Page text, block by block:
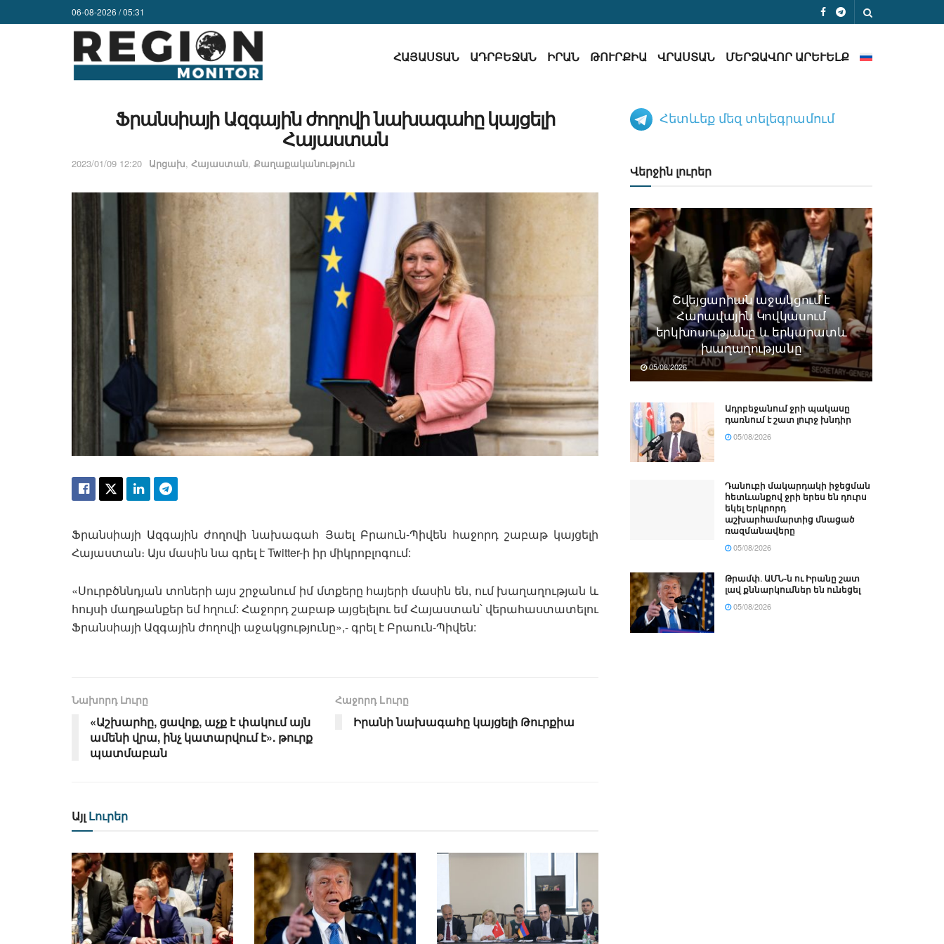
06-08-2026 / 05:31
ՀԱՅԱՍՏԱՆ ԱԴՐԲԵՋԱՆ ԻՐԱՆ ԹՈՒՐՔԻԱ ՎՐԱՍՏԱՆ ՄԵՐՁԱՎՈՐ ԱՐԵՒԵԼՔ
Ֆրանսիայի Ազգային ժողովի նախագահը կայցելի
Հայաստան
2023/01/09 12:20 Արցախ, Հայաստան, Քաղաքականություն
Ֆրանսիայի Ազգային ժողովի նախագահ Յաել Բրաուն-Պիվեն հաջորդ շաբաթ կայցելի
Հայաստան։ Այս մասին նա գրել է Twitter-ի իր միկրոբլոգում:
«Սուրբծննդյան տոների այս շրջանում իմ մտքերը հայերի մասին են, ում խաղաղության և
հույսի մաղթանքեր եմ հղում: Հաջորդ շաբաթ այցելելու եմ Հայաստան՝ վերահաստատելու
Ֆրանսիայի Ազգային ժողովի աջակցությունը»,- գրել է Բրաուն-Պիվեն:
Նախորդ Լուրը
«Աշխարհը, ցավոք, աչք է փակում այն
ամենի վրա, ինչ կատարվում է». թուրք
պատմաբան
Հաջորդ Lուրը
Իրանի նախագահը կայցելի Թուրքիա
Այլ Լուրեր
Հետևեք մեզ տելեգրամում
Վերջին լուրեր
Շվեյցարիան աջակցում է
Հարավային Կովկասում
երկխոսությանը և երկարատև
խաղաղությանը
05/08/2026
Ադրբեջանում ջրի պակասը
դառնում է շատ լուրջ խնդիր
05/08/2026
Դանուբի մակարդակի իջեցման
հետևանքով ջրի երես են դուրս
եկել Երկրորդ
աշխարհամարտից մնացած
ռազմանավերը
05/08/2026
Թրամփ․ ԱՄՆ-ն ու Իրանը շատ
լավ քննարկումներ են ունեցել
05/08/2026